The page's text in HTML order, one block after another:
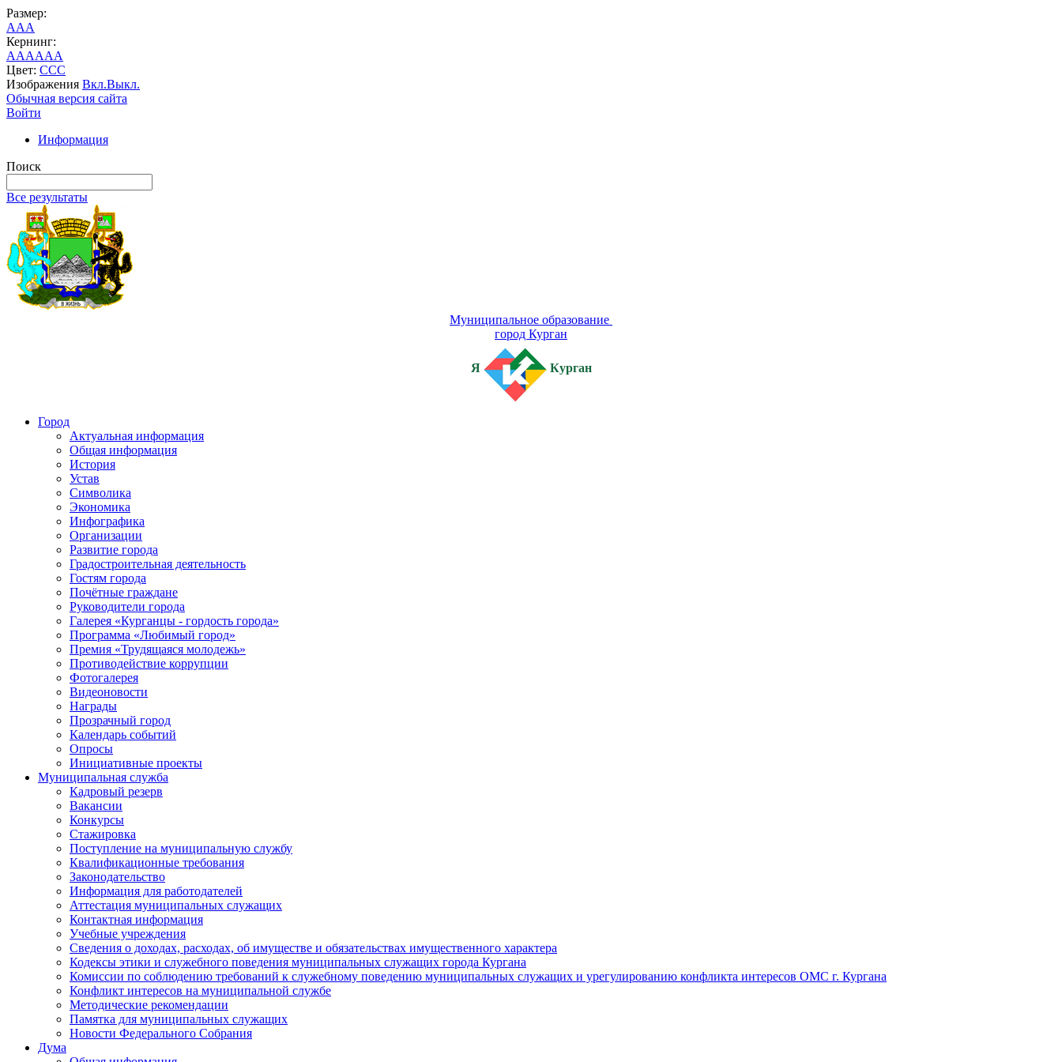
Размер:
AAA
Кернинг:
AAAAAA
Цвет: CCC
Изображения Вкл.Выкл.
Обычная версия сайта
Войти
Информация
Поиск
Все результаты
Муниципальное образование
город Курган
Я Курган
Город
Актуальная информация
Общая информация
История
Устав
Символика
Экономика
Инфографика
Организации
Развитие города
Градостроительная деятельность
Гостям города
Почётные граждане
Руководители города
Галерея «Курганцы - гордость города»
Программа «Любимый город»
Премия «Трудящаяся молодежь»
Противодействие коррупции
Фотогалерея
Видеоновости
Награды
Прозрачный город
Календарь событий
Опросы
Инициативные проекты
Муниципальная служба
Кадровый резерв
Вакансии
Конкурсы
Стажировка
Поступление на муниципальную службу
Квалификационные требования
Законодательство
Информация для работодателей
Аттестация муниципальных служащих
Контактная информация
Учебные учреждения
Сведения о доходах, расходах, об имуществе и обязательствах имущественного характера
Кодексы этики и служебного поведения муниципальных служащих города Кургана
Комиссии по соблюдению требований к служебному поведению муниципальных служащих и урегулированию конфликта интересов ОМС г. Кургана
Конфликт интересов на муниципальной службе
Методические рекомендации
Памятка для муниципальных служащих
Новости Федерального Cобрания
Дума